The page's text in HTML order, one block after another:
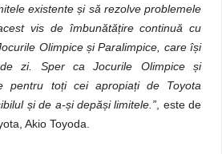
existente și să rezolve problemele
vis de îmbunătățire continuă cu
Olimpice și Paralimpice, care își
zi. Sper ca Jocurile Olimpice și
pentru toți cei apropiați de Toyota
și de a-și depăși limitele.” , este de
Akio Toyoda.